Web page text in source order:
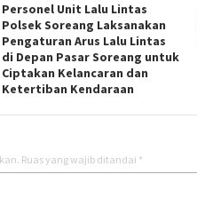
Personel Unit Lalu Lintas
Polsek Soreang Laksanakan
Pengaturan Arus Lalu Lintas
di Depan Pasar Soreang untuk
Ciptakan Kelancaran dan
Ketertiban Kendaraan
Ruas yang wajib ditandai *